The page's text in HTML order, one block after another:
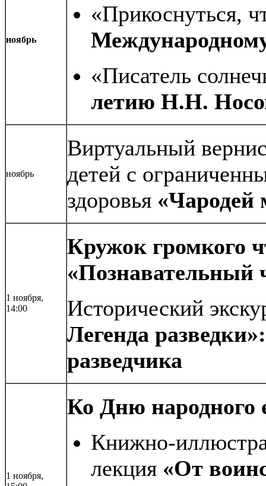
ноябрь
«Прикоснуться,
«Писатель
летию Н.Н.
ноябрь
Виртуальный
детей с
здоровья «Чародей
1 ноября,
14:00
Кружок громкого
«Познавательный
Исторический
Легенда
разведчика
1 ноября,
Ко Дню народного
Книжно-
лекция «От